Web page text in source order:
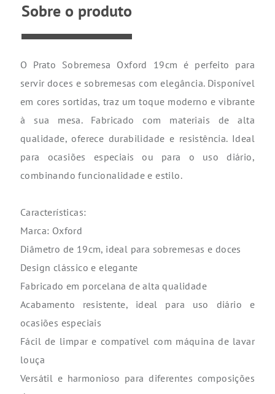
Sobre o produto
O Prato Sobremesa Oxford 19cm é perfeito para
servir doces e sobremesas com elegância. Disponível
em cores sortidas, traz um toque moderno e vibrante
à sua mesa. Fabricado com materiais de alta
qualidade, oferece durabilidade e resistência. Ideal
para ocasiões especiais ou para o uso diário,
combinando funcionalidade e estilo.
Características:
Marca: Oxford
Diâmetro de 19cm, ideal para sobremesas e doces
Design clássico e elegante
Fabricado em porcelana de alta qualidade
Acabamento resistente, ideal para uso diário e
ocasiões especiais
Fácil de limpar e compatível com máquina de lavar
louça
Versátil e harmonioso para diferentes composições